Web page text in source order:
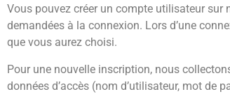
Vous pouvez créer un compte utilisateur sur
demandées à la connexion. Lors d’une
que vous aurez choisi.
Pour une nouvelle inscription, nous
données d’accès (nom d’utilisateur, mot de